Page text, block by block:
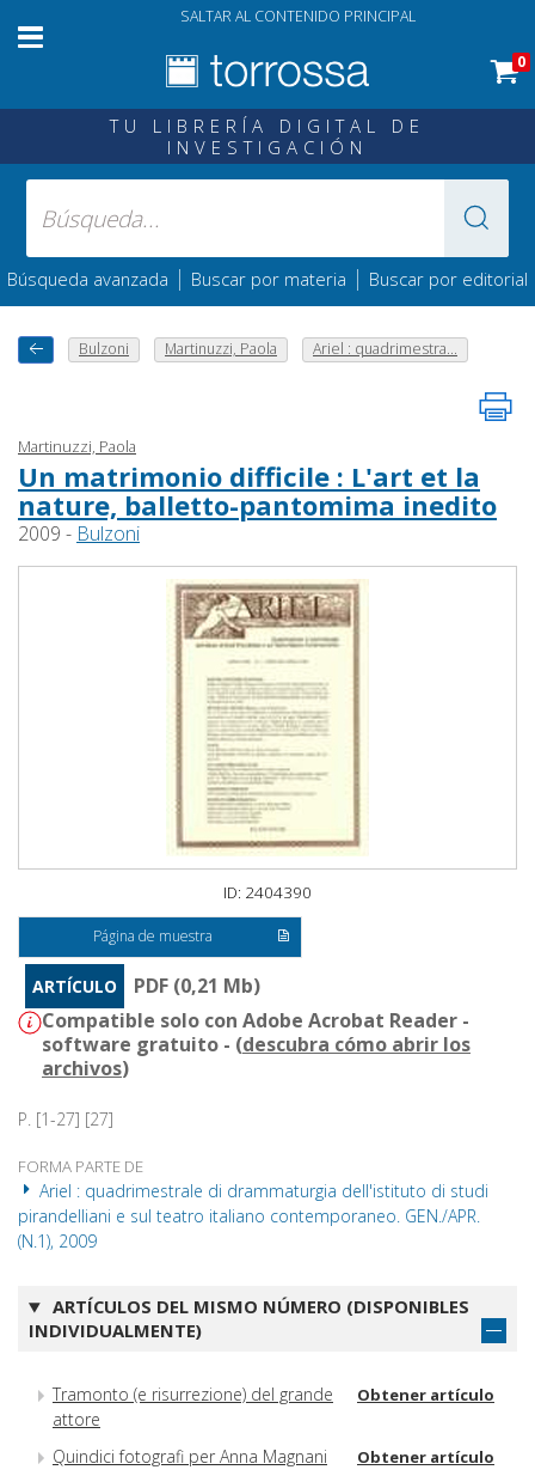
SALTAR AL CONTENIDO PRINCIPAL
0
TU LIBRERÍA DIGITAL DE
INVESTIGACIÓN
Búsqueda avanzada | Buscar por materia | Buscar por editorial
Bulzoni Martinuzzi, Paola Ariel : quadrimestra...
Martinuzzi, Paola
Un matrimonio difficile : L'art et la
nature, balletto-pantomima inedito
2009 - Bulzoni
ID: 2404390
Página de muestra
ARTÍCULO
PDF (0,21 Mb)
Compatible solo con Adobe Acrobat Reader -
software gratuito - (descubra cómo abrir los
archivos)
P. [1-27] [27]
FORMA PARTE DE
Ariel : quadrimestrale di drammaturgia dell'istituto di studi
pirandelliani e sul teatro italiano contemporaneo. GEN./APR.
(N.1), 2009
ARTÍCULOS DEL MISMO NÚMERO (DISPONIBLES
INDIVIDUALMENTE)
Tramonto (e risurrezione) del grande
attore
Obtener artículo
Quindici fotografi per Anna Magnani Obtener artículo